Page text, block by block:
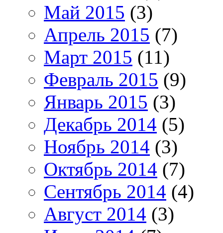
Май 2015 (3)
Апрель 2015 (7)
Март 2015 (11)
Февраль 2015 (9)
Январь 2015 (3)
Декабрь 2014 (5)
Ноябрь 2014 (3)
Октябрь 2014 (7)
Сентябрь 2014 (4)
Август 2014 (3)